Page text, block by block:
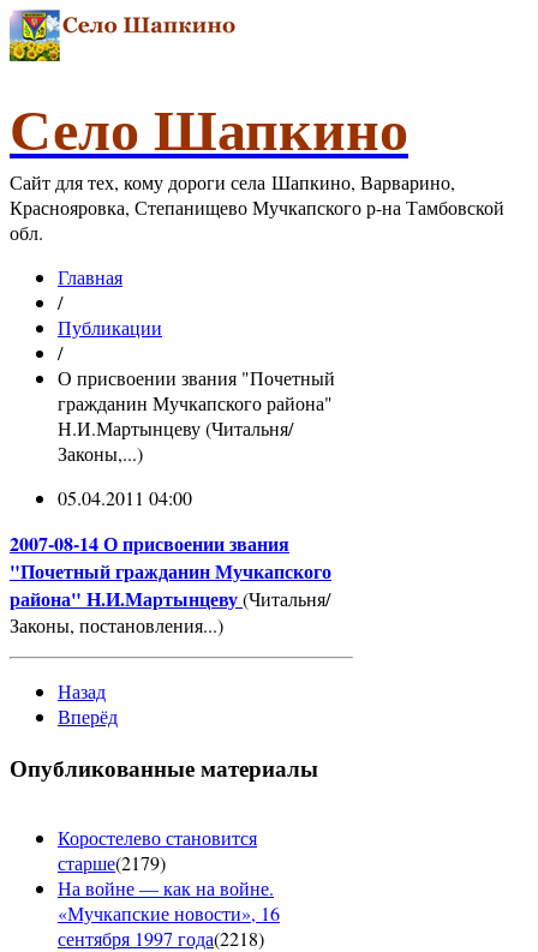
Село Шапкино
Сайт для тех, кому дороги села Шапкино, Варварино,
Краснояровка, Степанищево Мучкапского р-на Тамбовской
обл.
Главная
/
Публикации
/
О присвоении звания "Почетный
гражданин Мучкапского района"
Н.И.Мартынцеву (Читальня/
Законы,...)
05.04.2011 04:00
2007-08-14 О присвоении звания
"Почетный гражданин Мучкапского
района" Н.И.Мартынцеву(Читальня/
Законы, постановления...)
Назад
Вперёд
Опубликованные материалы
Коростелево становится
старше(2179)
На войне — как на войне.
«Мучкапские новости», 16
сентября 1997 года(2218)